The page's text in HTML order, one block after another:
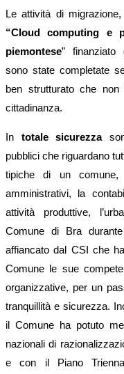
Le attività di
“Cloud computing e
piemontese” finanziato
sono state completate
ben strutturato che
cittadinanza.
In totale sicurezza
pubblici che riguardano
tipiche di un comune,
amministrativi, la
attività produttive,
Comune di Bra
affiancato dal CSI che
Comune le sue
organizzative, per un
tranquillità e sicurezza.
il Comune ha potuto
nazionali di
e con il Piano